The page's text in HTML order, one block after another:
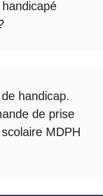
handicap.
de prise
MDPH